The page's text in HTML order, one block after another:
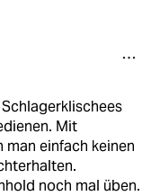
Mit
man einfach keinen
noch mal üben.